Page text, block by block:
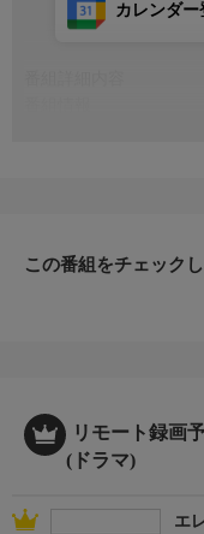
カレンダー
がらも、ハンスはやが
この番組をチェック
リモート録画
(ドラマ)
エ